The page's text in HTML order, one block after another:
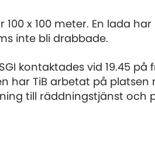
x 100 meter. En lada har
inte bli drabbade.
kontaktades vid 19.45 på
har TiB arbetat på platsen
till räddningstjänst och